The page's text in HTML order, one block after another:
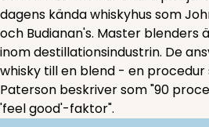
dagens kända whiskyhus som
och Budianan's. Master blenders
inom destillationsindustrin. De
whisky till en blend - en procedur
Paterson beskriver som "90
'feel good'-faktor".